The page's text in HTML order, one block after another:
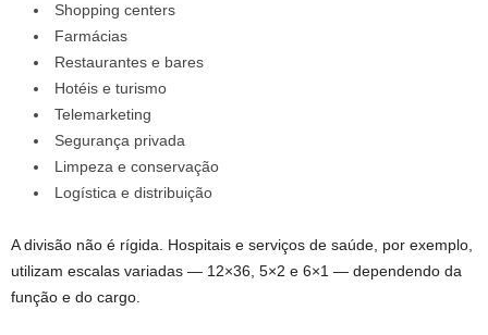
Shopping centers
Farmácias
Restaurantes e bares
Hotéis e turismo
Telemarketing
Segurança privada
Limpeza e conservação
Logística e distribuição
A divisão não é rígida. Hospitais e serviços de saúde, por exemplo,
utilizam escalas variadas — 12×36, 5×2 e 6×1 — dependendo da
função e do cargo.